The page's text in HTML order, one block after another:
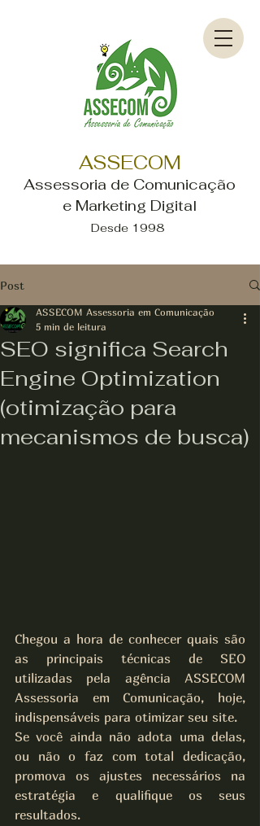
ASSECOM
Assessoria de Comunicação
e Marketing Digital
Desde 1998
Post
SEO significa Search
Engine Optimization
(otimização para
mecanismos de busca)
ASSECOM Assessoria em Comunicação
5 min de leitura
Chegou a hora de conhecer quais são
as principais técnicas de SEO
utilizadas pela agência ASSECOM
Assessoria em Comunicação, hoje,
indispensáveis para otimizar seu site.
Se você ainda não adota uma delas,
ou não o faz com total dedicação,
promova os ajustes necessários na
estratégia e qualifique os seus
resultados.